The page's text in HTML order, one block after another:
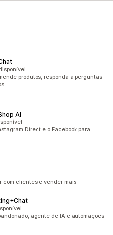
produtos, responda a perguntas
AI
Direct e o Facebook para
com clientes e vender mais
agente de IA e automações